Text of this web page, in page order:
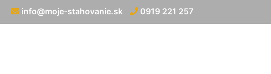
info@moje-stahovanie.sk 0919 221 257